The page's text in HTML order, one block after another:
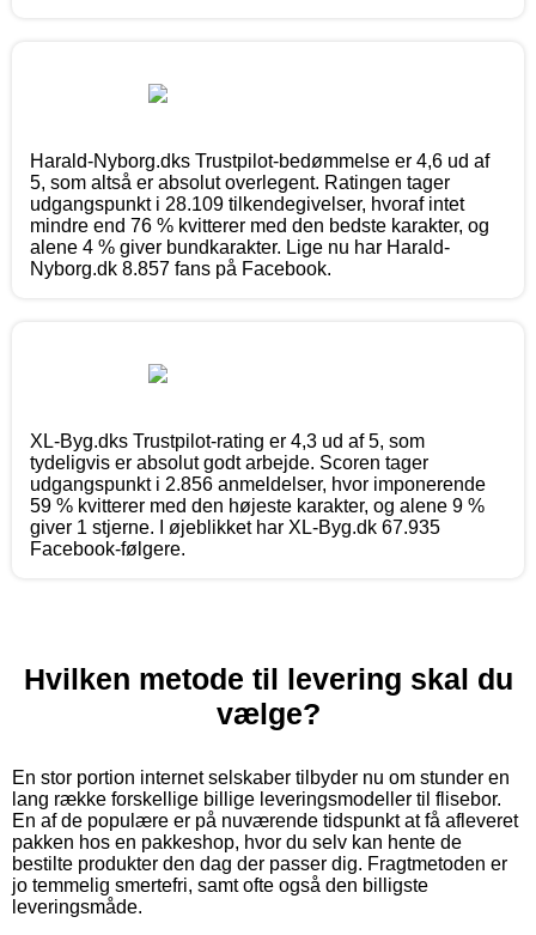
Harald-Nyborg.dks Trustpilot-bedømmelse er 4,6 ud af
5, som altså er absolut overlegent. Ratingen tager
udgangspunkt i 28.109 tilkendegivelser, hvoraf intet
mindre end 76 % kvitterer med den bedste karakter, og
alene 4 % giver bundkarakter. Lige nu har Harald-
Nyborg.dk 8.857 fans på Facebook.
XL-Byg.dks Trustpilot-rating er 4,3 ud af 5, som
tydeligvis er absolut godt arbejde. Scoren tager
udgangspunkt i 2.856 anmeldelser, hvor imponerende
59 % kvitterer med den højeste karakter, og alene 9 %
giver 1 stjerne. I øjeblikket har XL-Byg.dk 67.935
Facebook-følgere.
Hvilken metode til levering skal du
vælge?
En stor portion internet selskaber tilbyder nu om stunder en
lang række forskellige billige leveringsmodeller til flisebor.
En af de populære er på nuværende tidspunkt at få afleveret
pakken hos en pakkeshop, hvor du selv kan hente de
bestilte produkter den dag der passer dig. Fragtmetoden er
jo temmelig smertefri, samt ofte også den billigste
leveringsmåde.